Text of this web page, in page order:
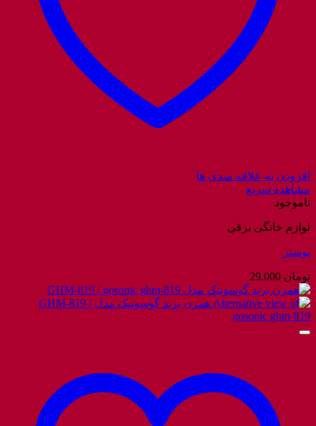
افزودن به علاقه مندی ها
مشاهده سریع
ناموجود
لوازم خانگی برقی
پوستر
تومان